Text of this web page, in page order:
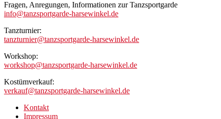
Fragen, Anregungen, Informationen zur Tanzsportgarde
info@tanzsportgarde-harsewinkel.de
Tanzturnier:
tanzturnier@tanzsportgarde-harsewinkel.de
Workshop:
workshop@tanzsportgarde-harsewinkel.de
Kostümverkauf:
verkauf@tanzsportgarde-harsewinkel.de
Kontakt
Impressum